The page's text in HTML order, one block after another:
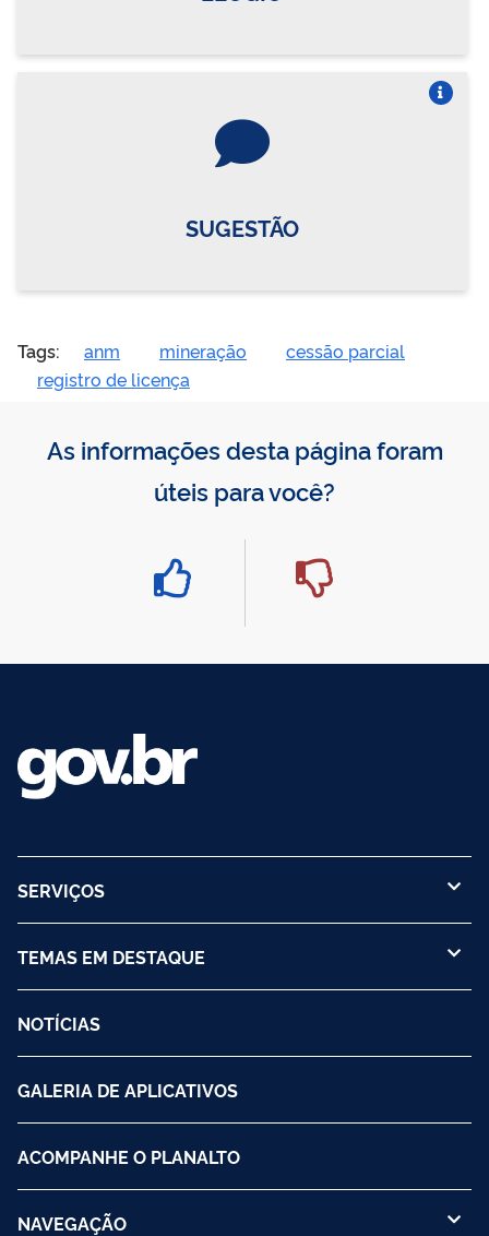
SUGESTÃO
Tags: anm mineração
cessão parcial
registro de licença
As informações desta página foram
úteis para você?
SERVIÇOS
TEMAS EM DESTAQUE
NOTÍCIAS
GALERIA DE APLICATIVOS
ACOMPANHE O PLANALTO
NAVEGAÇÃO